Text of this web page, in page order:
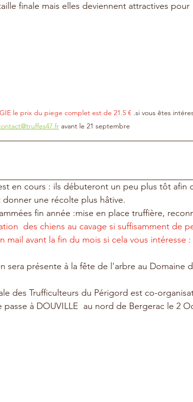
finale mais elles deviennent attractives pour
le prix du piege complet est de 21.5 € .si vous êtes
avant le 21 septembre
en cours : ils débuteront un peu plus tôt afin
une récolte plus hâtive.
fin année :mise en place truffière,
des chiens au cavage si suffisamment de
mail avant la fin du mois si cela vous intéresse :
sera présente à la fête de l'arbre au Domaine
passe à DOUVILLE  au nord de Bergerac le 2